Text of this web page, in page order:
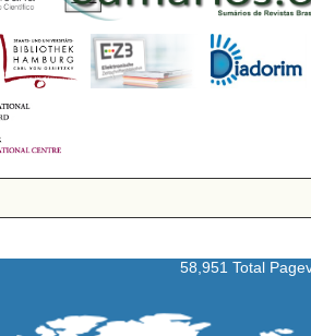
58,951 Total